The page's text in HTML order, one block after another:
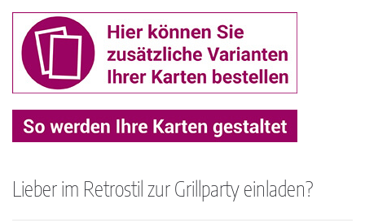
Lieber im Retrostil zur Grillparty einladen?